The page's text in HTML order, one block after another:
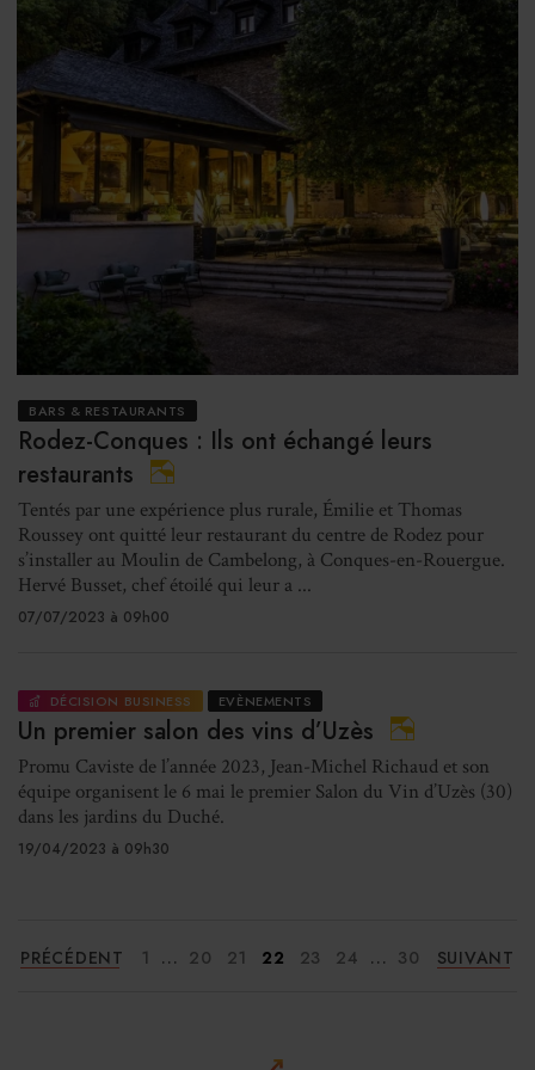
BARS & RESTAURANTS
Rodez-Conques : Ils ont échangé leurs
restaurants
Tentés par une expérience plus rurale, Émilie et Thomas
Roussey ont quitté leur restaurant du centre de Rodez pour
s’installer au Moulin de Cambelong, à Conques-en-Rouergue.
Hervé Busset, chef étoilé qui leur a ...
07/07/2023 à 09h00
DÉCISION BUSINESS EVÈNEMENTS
Un premier salon des vins d’Uzès
Promu Caviste de l’année 2023, Jean-Michel Richaud et son
équipe organisent le 6 mai le premier Salon du Vin d’Uzès (30)
dans les jardins du Duché.
19/04/2023 à 09h30
PRÉCÉDENT 1 ... 20 21 22 23 24 ... 30 SUIVANT